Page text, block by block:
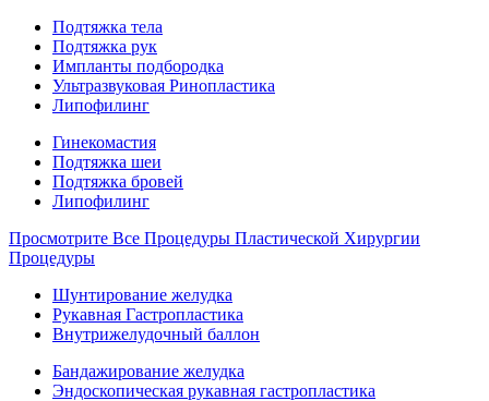
Подтяжка тела
Подтяжка рук
Импланты подбородка
Ультразвуковая Ринопластика
Липофилинг
Гинекомастия
Подтяжка шеи
Подтяжка бровей
Липофилинг
Просмотрите Все Процедуры Пластической Хирургии
Процедуры
Шунтирование желудка
Рукавная Гастропластика
Внутрижелудочный баллон
Бандажирование желудка
Эндоскопическая рукавная гастропластика